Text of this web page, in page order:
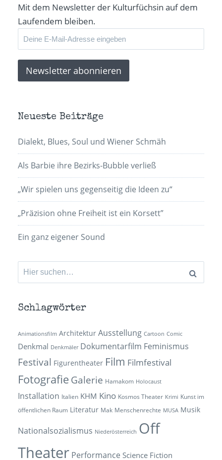
Mit dem Newsletter der Kulturfüchsin auf dem
Laufendem bleiben.
Neueste Beiträge
Dialekt, Blues, Soul und Wiener Schmäh
Als Barbie ihre Bezirks-Bubble verließ
„Wir spielen uns gegenseitig die Ideen zu“
„Präzision ohne Freiheit ist ein Korsett”
Ein ganz eigener Sound
Suchen
nach:
Schlagwörter
Animationsfilm Architektur Ausstellung Cartoon Comic
Denkmal Denkmäler Dokumentarfilm Feminismus
Festival Figurentheater Film Filmfestival
Fotografie Galerie Hamakom Holocaust
Installation Italien KHM Kino Kosmos Theater Krimi Kunst im
öffentlichen Raum Literatur Mak Menschenrechte MUSA Musik
Nationalsozialismus Niederösterreich Off
Theater Performance Science Fiction